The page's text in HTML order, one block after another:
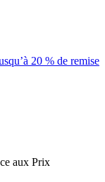
20 % de remise
aux Prix